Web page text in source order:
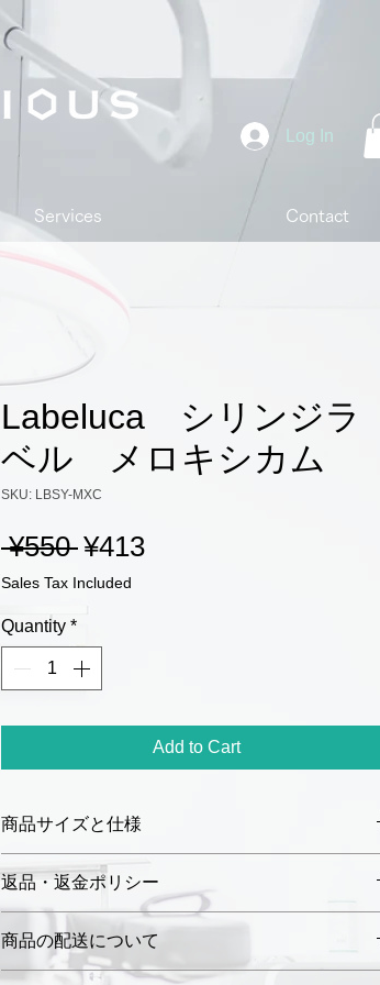
Log In
Services Contact
Labeluca シリンジラ
ベル メロキシカム
SKU: LBSY-MXC
¥550 Regular
Price
¥413Sale
Sales Tax Included
Quantity *
Add to Cart
商品サイズと仕様
サイズ：幅 15 mm × 長さ 40 mm
ロールの長さ：5 m
材質：和紙
ラベル色：白色
文字色：黒
返品・返金ポリシー
お届けした商品に初期不良や破損があった場合、
商品到着後7日以内にご連絡ください。未使用・
未開封品に限り、返品または交換を承ります。
商品の配送について